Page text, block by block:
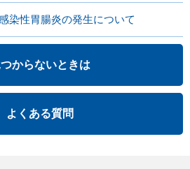
染性胃腸炎の発生について
つからないときは
よくある質問